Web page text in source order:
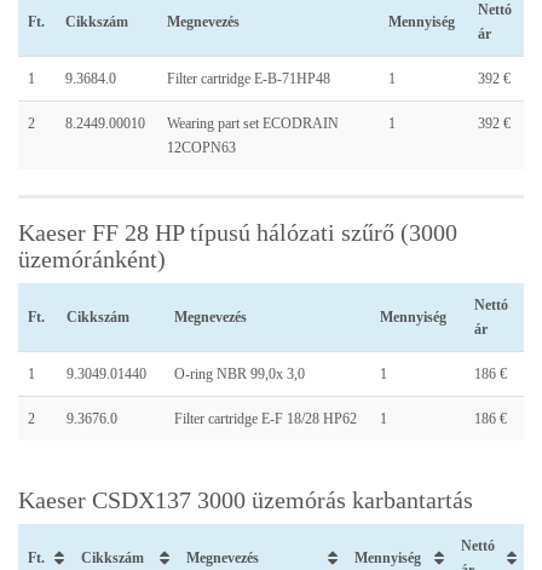
Ft. Cikkszám Megnevezés Mennyiség
Nettó
ár
1 9.3684.0 Filter cartridge E-B-71HP48 1 392 €
2 8.2449.00010
Wearing part set ECODRAIN
12COPN63
1 392 €
Kaeser FF 28 HP típusú hálózati szűrő (3000
üzemóránként)
Ft. Cikkszám Megnevezés Mennyiség
Nettó
ár
1 9.3049.01440 O-ring NBR 99,0x 3,0 1 186 €
2 9.3676.0 Filter cartridge E-F 18/28 HP62 1 186 €
Kaeser CSDX137 3000 üzemórás karbantartás
Ft. Cikkszám Megnevezés Mennyiség
Nettó